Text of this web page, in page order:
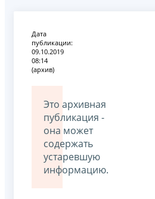
Дата
публикации:
09.10.2019
08:14
(архив)
Это архивная
публикация -
она может
содержать
устаревшую
информацию.